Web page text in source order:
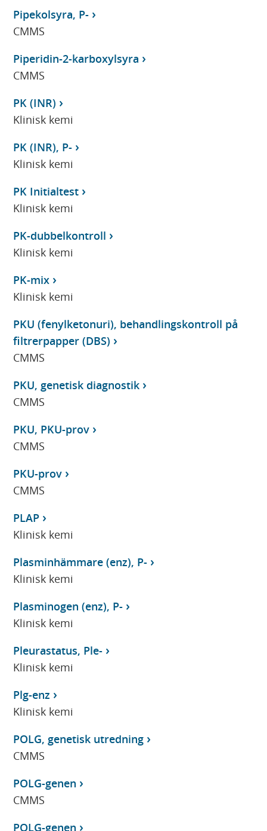
Pipekolsyra, P-
CMMS
Piperidin-2-karboxylsyra
CMMS
PK (INR)
Klinisk kemi
PK (INR), P-
Klinisk kemi
PK Initialtest
Klinisk kemi
PK-dubbelkontroll
Klinisk kemi
PK-mix
Klinisk kemi
PKU (fenylketonuri), behandlingskontroll på
filtrerpapper (DBS)
CMMS
PKU, genetisk diagnostik
CMMS
PKU, PKU-prov
CMMS
PKU-prov
CMMS
PLAP
Klinisk kemi
Plasminhämmare (enz), P-
Klinisk kemi
Plasminogen (enz), P-
Klinisk kemi
Pleurastatus, Ple-
Klinisk kemi
Plg-enz
Klinisk kemi
POLG, genetisk utredning
CMMS
POLG-genen
CMMS
POLG-genen